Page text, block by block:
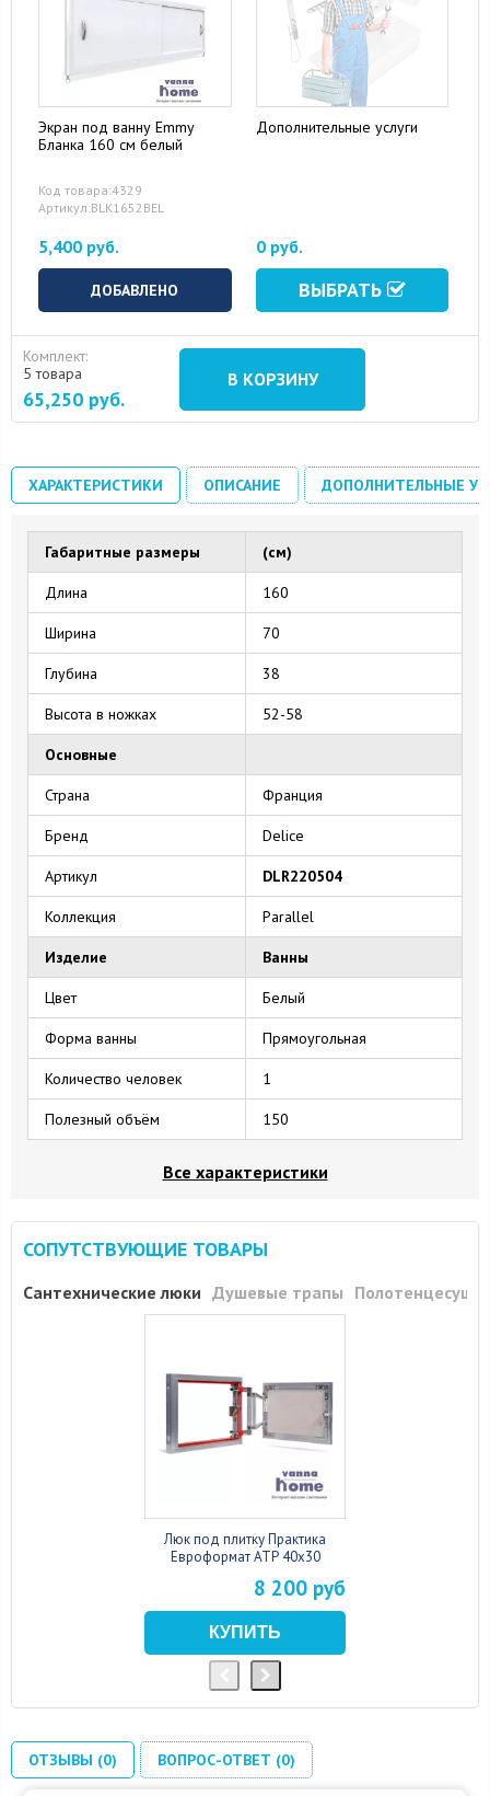
Экран под ванну Emmy
Бланка 160 см белый
Код товара:4329
Артикул:BLK1652BEL
5,400 руб.
ДОБАВЛЕНО
Дополнительные услуги
0 руб.
ВЫБРАТЬ
Комплект:
5 товара
65,250 руб.
В КОРЗИНУ
ХАРАКТЕРИСТИКИ ОПИСАНИЕ ДОПОЛНИТЕЛЬНЫЕ
Габаритные размеры (см)
Длина 160
Ширина 70
Глубина 38
Высота в ножках 52-58
Основные
Страна Франция
Бренд Delice
Артикул DLR220504
Коллекция Parallel
Изделие Ванны
Цвет Белый
Форма ванны Прямоугольная
Количество человек 1
Полезный объём 150
Все характеристики
СОПУТСТВУЮЩИЕ ТОВАРЫ
Сантехнические люки Душевые трапы
Люк под плитку Практика
Евроформат АТР 40x30
8 200 руб
ОТЗЫВЫ (0) ВОПРОС-ОТВЕТ (0)